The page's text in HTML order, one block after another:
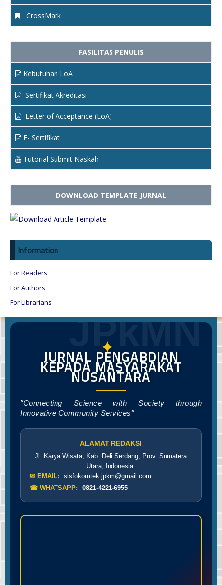
CrossMark
FASILITAS PENULIS
Kebutuhan LoA
Sertifikat Akreditasi
Letter of Acceptance (LoA)
E- Sertifikat
Tutorial Submit Naskah
DOWNLOAD TEMPLATE JURNAL
Information
For Readers
For Authors
For Librarians
JPkMN
✦
JURNAL PENGABDIAN
KEPADA MASYARAKAT
NUSANTARA
"Connecting Science with Society through
Innovative Community Services"
ALAMAT REDAKSI
Jl. Karya Wisata, Kab. Deli Serdang, Prov. Sumatera
Utara, Indonesia.
✉ EMAIL:
sisfokomtek.jpkm@gmail.com
☎ WHATSAPP:
0821-4221-6955